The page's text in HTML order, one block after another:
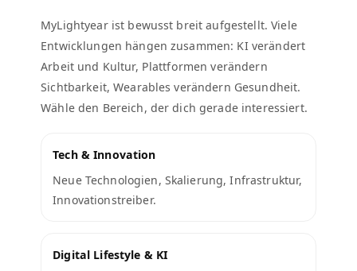
MyLightyear ist bewusst breit aufgestellt. Viele
Entwicklungen hängen zusammen: KI verändert
Arbeit und Kultur, Plattformen verändern
Sichtbarkeit, Wearables verändern Gesundheit.
Wähle den Bereich, der dich gerade interessiert.
Tech & Innovation
Neue Technologien, Skalierung, Infrastruktur,
Innovationstreiber.
Digital Lifestyle & KI